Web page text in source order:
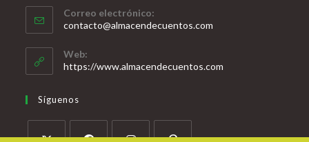
Correo electrónico:
contacto@almacendecuentos.com
Web:
https://www.almacendecuentos.com
Síguenos